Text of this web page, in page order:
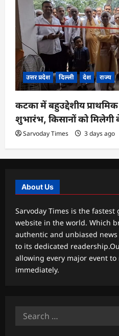
उत्तर प्रदेश दिल्ली देश राज्य
कटका में बहुउद्देशीय
शुभारंभ, किसानों को मिलेगी
Sarvoday Times 3 days ago
About Us
Sarvoday Times is the
website in the world. Which
authentic and unbiased
to its dedicated
allowing every major event
immediately.
Search